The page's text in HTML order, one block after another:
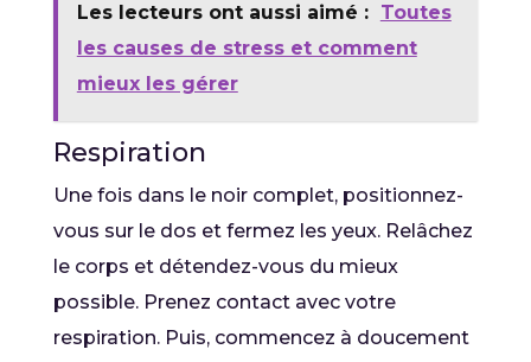
Les lecteurs ont aussi aimé : Toutes
les causes de stress et comment
mieux les gérer
Respiration
Une fois dans le noir complet, positionnez-
vous sur le dos et fermez les yeux. Relâchez
le corps et détendez-vous du mieux
possible. Prenez contact avec votre
respiration. Puis, commencez à doucement